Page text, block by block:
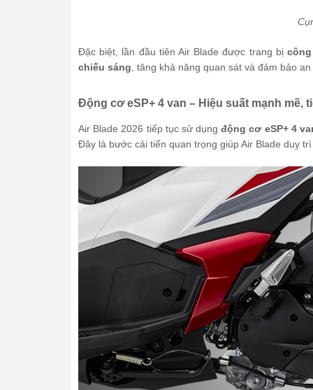
Đặc biệt, lần đầu tiên Air Blade được trang bị
chiếu sáng , tăng khả năng quan sát và đảm bảo
Động cơ eSP+ 4 van – Hiệu suất mạnh mẽ,
Air Blade 2026 tiếp tục sử dụngđộng cơ eSP+ 4
Đây là bước cải tiến quan trọng giúp Air Blade duy